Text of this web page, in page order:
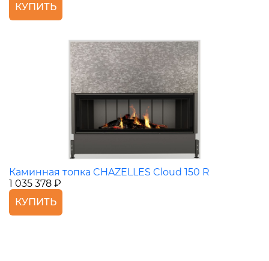
КУПИТЬ
Каминная топка CHAZELLES Cloud 150 R
1 035 378 ₽
КУПИТЬ